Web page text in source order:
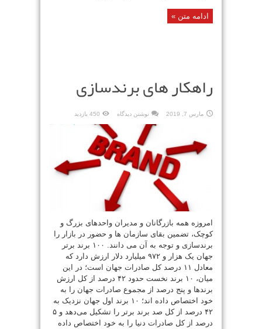
ادامه متن »
راهکار های برندسازی
مارس 7, 2019 نوشتن دیدگاه 450 بازدید
امروزه همه بازرگانان و مدیران واحدهای بزرگ و
کوچک، تضمین بقای سازمان ها و حضور در بازار را
برندسازی و توجه به آن می دانند. ۱۰۰ برند برتر
جهان یک هزار و ۹۷۲ میلیارد دلار ارزش دارد که
معادل ۱۱ درصد کل صادرات جهان است؛ در این
میان، ۱۰ برند نخست حدود ۴۲ درصد از کل ارزش
برندها و پنج درصد از مجموع صادرات جهان را به
خود اختصاص داده اند؛ ۱۰ برند اول جهان نزدیک به
۴۲ درصد از کل صد برند برتر را تشکیل می‌دهد و ۵
درصد از کل صادرات دنیا را به خود اختصاص داده